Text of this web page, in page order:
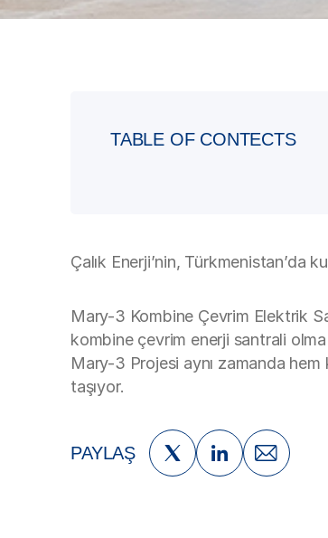
TABLE OF CONTECTS
Çalık Enerji’nin, Türkmenistan’da
Mary-3 Kombine Çevrim Elektrik
kombine çevrim enerji santrali
Mary-3 Projesi aynı zamanda hem
taşıyor.
PAYLAŞ